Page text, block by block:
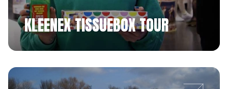
KLEENEX TISSUEBOX TOUR